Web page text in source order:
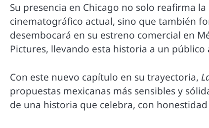
Su presencia en Chicago no solo reafirma
cinematográfico actual, sino que también
desembocará en su estreno comercial en
Pictures, llevando esta historia a un público
Con este nuevo capítulo en su trayectoria,
propuestas mexicanas más sensibles y
de una historia que celebra, con